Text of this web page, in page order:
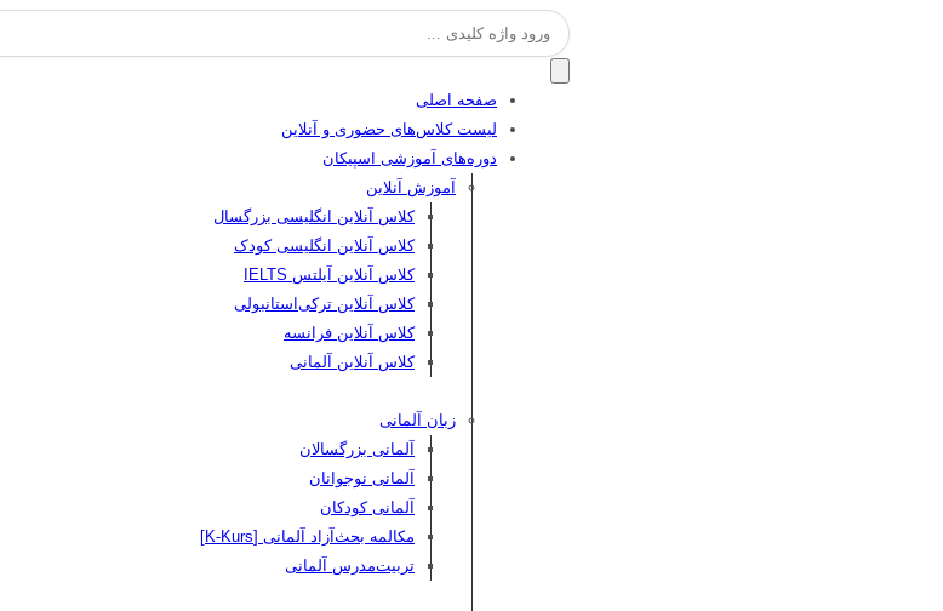
جستجو
برای:
صفحه اصلی
لیست کلاس‌های حضوری و آنلاین
دوره‌های آموزشی اسپیکان
آموزش آنلاین
کلاس آنلاین انگلیسی بزرگسال
کلاس آنلاین انگلیسی کودک
کلاس آنلاین آیلتس IELTS
کلاس آنلاین ترکی‌استانبولی
کلاس آنلاین فرانسه
کلاس آنلاین آلمانی
زبان آلمانی
آلمانی بزرگسالان
آلمانی نوجوانان
آلمانی کودکان
مکالمه بحث‌آزاد آلمانی [K-Kurs]
تربیت‌مدرس آلمانی